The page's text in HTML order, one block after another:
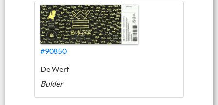
#90850
De Werf
Bulder